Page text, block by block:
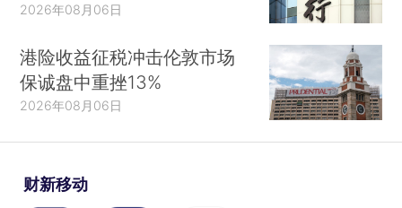
2026年08月06日
港险收益征税冲击伦敦市场
保诚盘中重挫13%
2026年08月06日
财新移动